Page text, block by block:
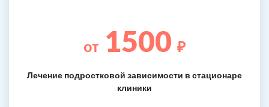
от 1500 ₽
Лечение подростковой зависимости в стационаре
клиники